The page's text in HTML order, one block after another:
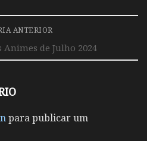
ANTERIOR
Animes de Julho 2024
para publicar um